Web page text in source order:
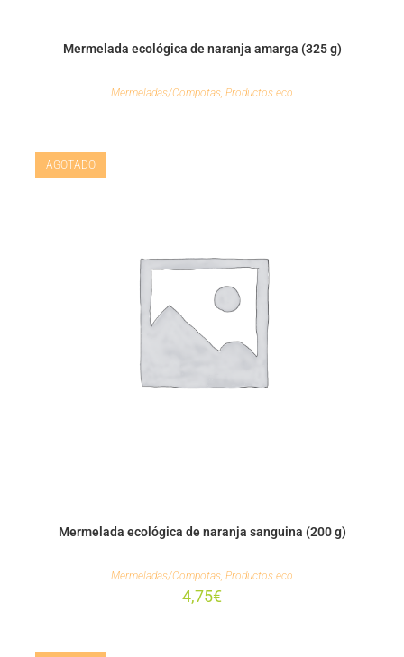
Mermelada ecológica de naranja amarga (325 g)
Mermeladas/Compotas Productos eco
AGOTADO
Mermelada ecológica de naranja sanguina (200 g)
Mermeladas/Compotas Productos eco
4,75€